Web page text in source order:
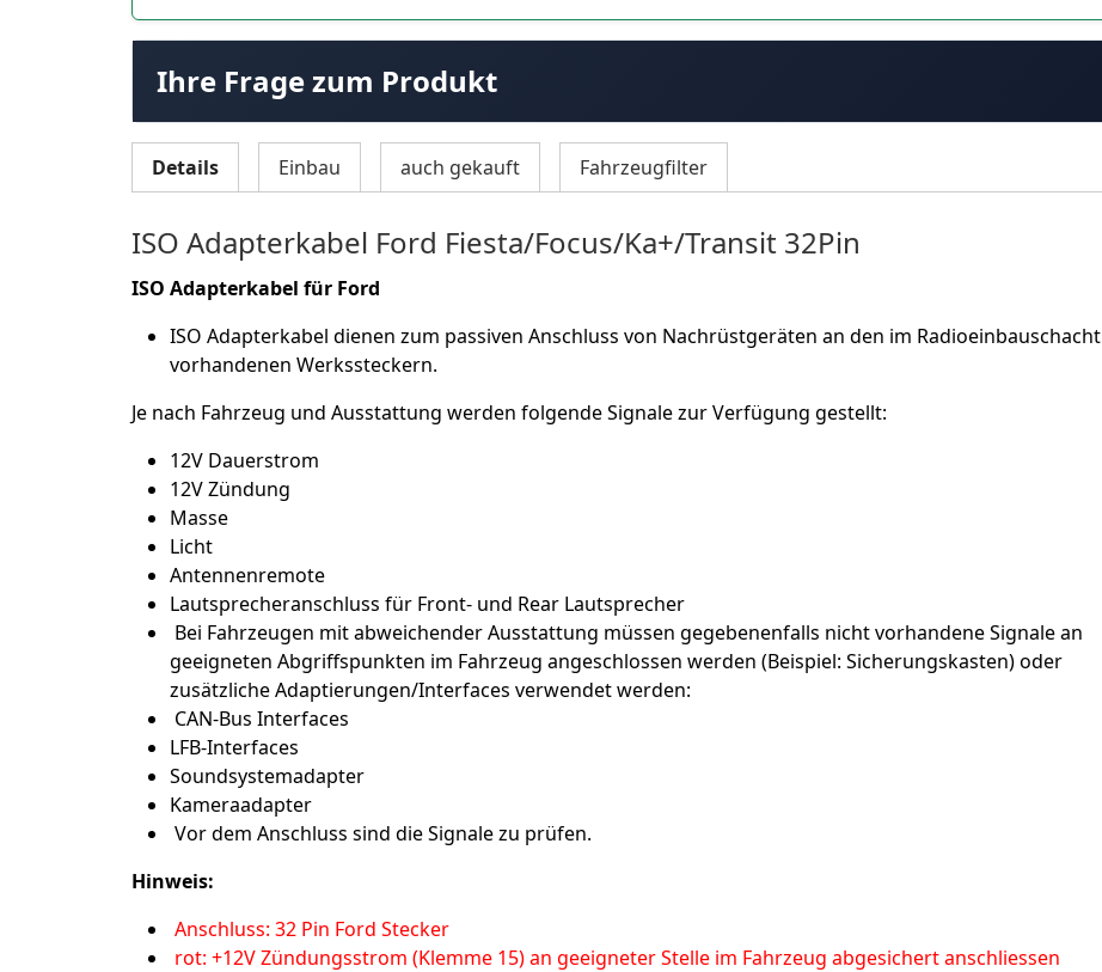
Ihre Frage zum Produkt
Details Einbau auch gekauft Fahrzeugfilter
ISO Adapterkabel Ford Fiesta/Focus/Ka+/Transit 32Pin
ISO Adapterkabel für Ford
ISO Adapterkabel dienen zum passiven Anschluss von Nachrüstgeräten an den im Radioeinbauschacht
vorhandenen Werkssteckern.
Je nach Fahrzeug und Ausstattung werden folgende Signale zur Verfügung gestellt:
12V Dauerstrom
12V Zündung
Masse
Licht
Antennenremote
Lautsprecheranschluss für Front- und Rear Lautsprecher
Bei Fahrzeugen mit abweichender Ausstattung müssen gegebenenfalls nicht vorhandene Signale an
geeigneten Abgriffspunkten im Fahrzeug angeschlossen werden (Beispiel: Sicherungskasten) oder
zusätzliche Adaptierungen/Interfaces verwendet werden:
CAN-Bus Interfaces
LFB-Interfaces
Soundsystemadapter
Kameraadapter
Vor dem Anschluss sind die Signale zu prüfen.
Hinweis:
Anschluss: 32 Pin Ford Stecker
rot: +12V Zündungsstrom (Klemme 15) an geeigneter Stelle im Fahrzeug abgesichert anschliessen